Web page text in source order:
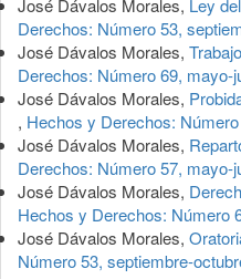
José Dávalos Morales, Ley
Derechos: Número 53,
José Dávalos Morales,
Derechos: Número 69, mayo-
José Dávalos Morales,
, Hechos y Derechos:
José Dávalos Morales,
Derechos: Número 57, mayo-
José Dávalos Morales,
Hechos y Derechos: Número
José Dávalos Morales,
Número 53, septiembre-